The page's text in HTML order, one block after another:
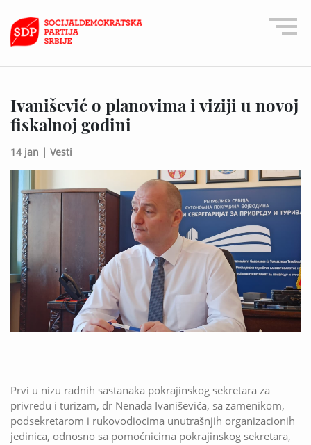
Ivanišević o planovima i viziji u novoj
fiskalnoj godini
14 jan | Vesti
Prvi u nizu radnih sastanaka pokrajinskog sekretara za
privredu i turizam, dr Nenada Ivaniševića, sa zamenikom,
podsekretarom i rukovodiocima unutrašnjih organizacionih
jedinica, odnosno sa pomoćnicima pokrajinskog sekretara,